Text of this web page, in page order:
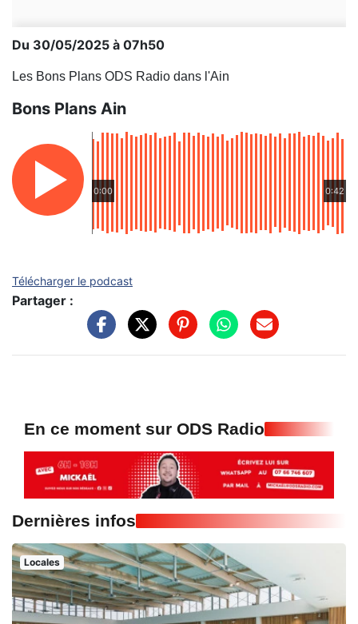
Du 30/05/2025 à 07h50
Les Bons Plans ODS Radio dans l'Ain
Bons Plans Ain
0:00 0:42
Télécharger le podcast
Partager :
En ce moment sur ODS Radio
Dernières infos
Locales